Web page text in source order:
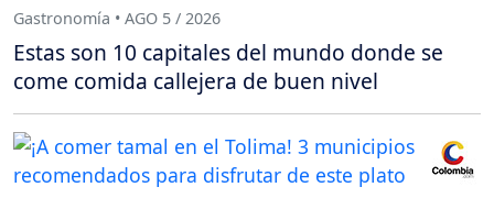
Gastronomía • AGO 5 / 2026
Estas son 10 capitales del mundo donde se
come comida callejera de buen nivel